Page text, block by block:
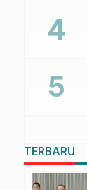
TERBARU